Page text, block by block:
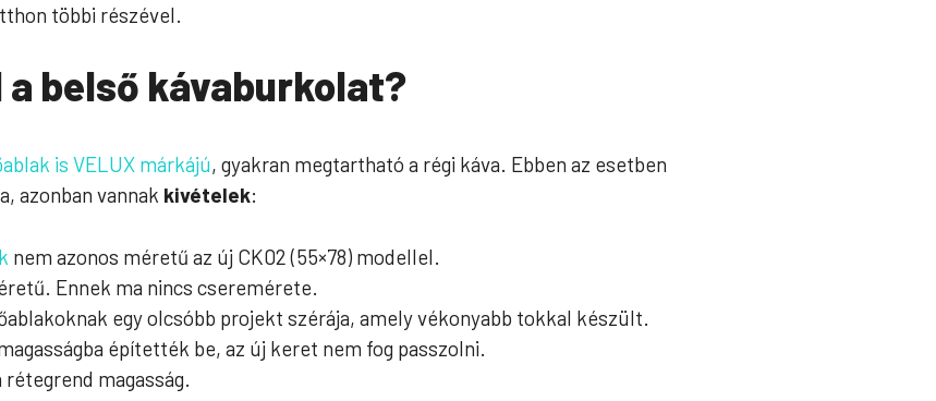
többi részével.
belső kávaburkolat?
is VELUX márkájú, gyakran megtartható a régi káva. Ebben az esetben
azonban vannak kivételek:
nem azonos méretű az új CK02 (55×78) modellel.
Ennek ma nincs cseremérete.
egy olcsóbb projekt szérája, amely vékonyabb tokkal készült.
építették be, az új keret nem fog passzolni.
magasság.